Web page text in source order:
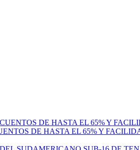
DE HASTA EL 65% Y